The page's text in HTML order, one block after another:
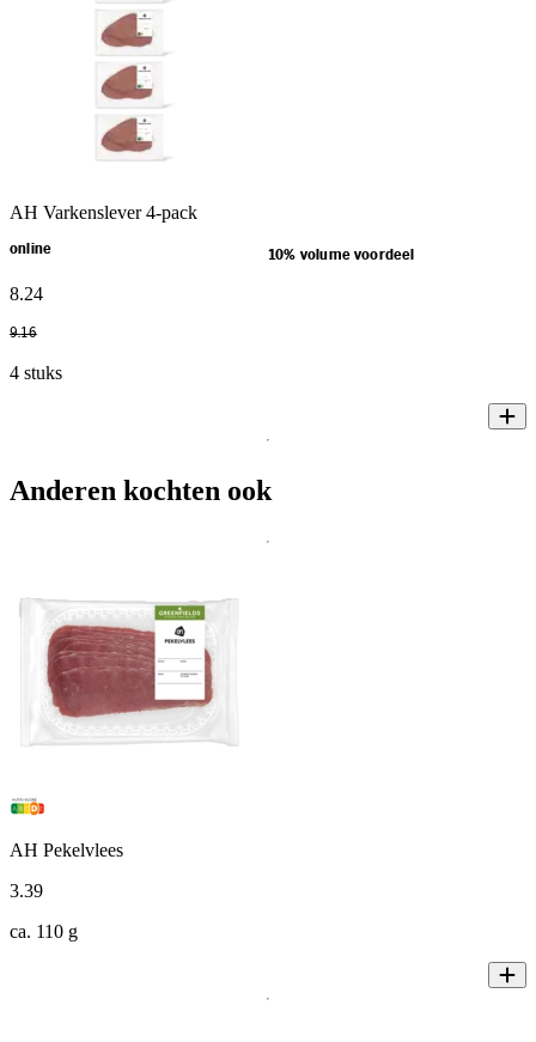
AH Varkenslever 4-pack
online 10% volume voordeel
8.24
9.16
4 stuks
Anderen kochten ook
AH Pekelvlees
3.39
ca. 110 g